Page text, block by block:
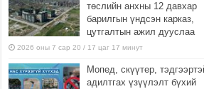
төслийн анхны 12 давхар
барилгын үндсэн карказ,
цутгалтын ажил дууслаа
2026 оны 7 сар 20 / 17 цаг 17 минут
Мопед, скүүтер,
адилтгах үзүүлэлт бүхий